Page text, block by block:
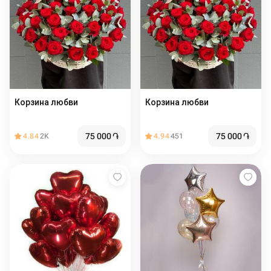
Корзина любви️
4.842K 75 000֏
Корзина любви ️
4.94451 75 000֏